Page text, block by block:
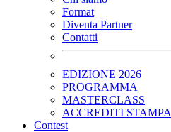
Format
Diventa Partner
Contatti
EDIZIONE 2026
PROGRAMMA
MASTERCLASS
ACCREDITI STAMPA
Contest